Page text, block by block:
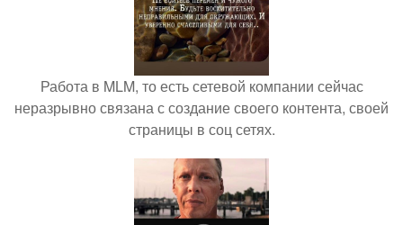
Работа в MLM, то есть сетевой компании сейчас
неразрывно связана с создание своего контента, своей
страницы в соц сетях.